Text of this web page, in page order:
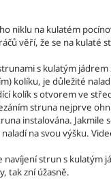
niklu na kulatém
věří, že se na kulaté
s kulatým
kolíku, je důležité
kolík s otvorem ve
struna nejprve
instalována.
na svou výšku.
navíjení strun s kulatým
tak zní úžasně.